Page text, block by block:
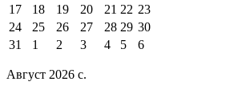
17
18 19 20 21 22 23
24
25 26 27 28 29 30
31
1 2 3 4 5 6
Август 2026 c.